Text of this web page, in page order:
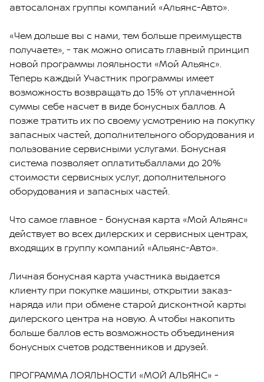
автосалонах группы компаний «Альянс-Авто».
«Чем дольше вы с нами, тем больше преимуществ
получаете», - так можно описать главный принцип
новой программы лояльности «Мой Альянс».
Теперь каждый Участник программы имеет
возможность возвращать до 15% от уплаченной
суммы себе насчет в виде бонусных баллов. А
позже тратить их по своему усмотрению на покупку
запасных частей, дополнительного оборудования и
пользование сервисными услугами. Бонусная
система позволяет оплатитьбаллами до 20%
стоимости сервисных услуг, дополнительного
оборудования и запасных частей.
Что самое главное - бонусная карта «Мой Альянс»
действует во всех дилерских и сервисных центрах,
входящих в группу компаний «Альянс-Авто».
Личная бонусная карта участника выдается
клиенту при покупке машины, открытии заказ-
наряда или при обмене старой дисконтной карты
дилерского центра на новую. А чтобы накопить
больше баллов есть возможность объединения
бонусных счетов родственников и друзей.
ПРОГРАММА ЛОЯЛЬНОСТИ «МОЙ АЛЬЯНС» -